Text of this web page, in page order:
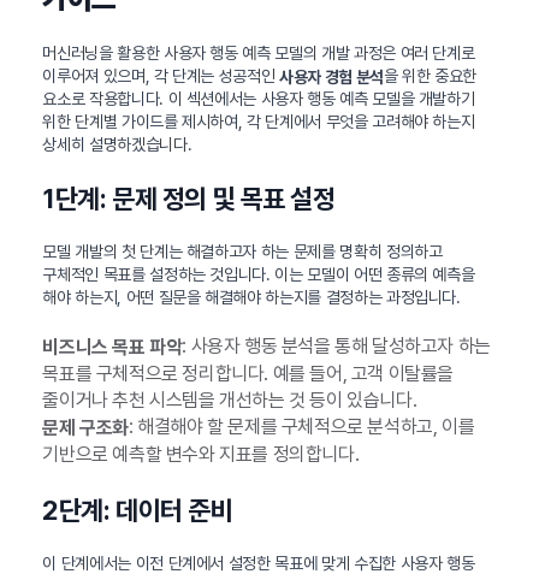
머신러닝을 활용한 사용자 행동 예측 모델의 개발 과정은 여러 단계로
이루어져 있으며, 각 단계는 성공적인사용자 경험 분석을 위한 중요한
요소로 작용합니다. 이 섹션에서는 사용자 행동 예측 모델을 개발하기
위한 단계별 가이드를 제시하여, 각 단계에서 무엇을 고려해야 하는지
상세히 설명하겠습니다.
1단계: 문제 정의 및 목표 설정
모델 개발의 첫 단계는 해결하고자 하는 문제를 명확히 정의하고
구체적인 목표를 설정하는 것입니다. 이는 모델이 어떤 종류의 예측을
해야 하는지, 어떤 질문을 해결해야 하는지를 결정하는 과정입니다.
비즈니스 목표 파악: 사용자 행동 분석을 통해 달성하고자 하는
목표를 구체적으로 정리합니다. 예를 들어, 고객 이탈률을
줄이거나 추천 시스템을 개선하는 것 등이 있습니다.
문제 구조화: 해결해야 할 문제를 구체적으로 분석하고, 이를
기반으로 예측할 변수와 지표를 정의합니다.
2단계: 데이터 준비
이 단계에서는 이전 단계에서 설정한 목표에 맞게 수집한 사용자 행동